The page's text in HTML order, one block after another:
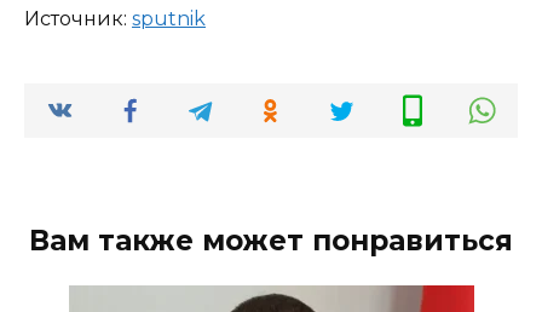
Источник: sput­nik
Вам также может понравиться